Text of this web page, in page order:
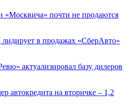
«Москвича» почти не продаются
лидирует в продажах «СберАвто»
актуализировал базу дилеров
автокредита на вторичке – 1,2